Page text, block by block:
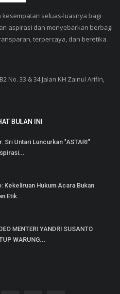
seluas-luasnya bagi
aspirasi dan menyebarkan berbagi
terpercaya, dan beretika.
No. 33 & 34 Jalan KH Zainul Arifin,
BULAN INI
Sri Untari Luncurkan "ASTARI"
Kekeliruan Hukum Acara Bukan
Etik...
MENTERI YANDRI SUSANTO
WARUNG...